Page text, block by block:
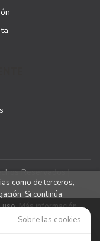
Reservados |
como de terceros,
Si continúa
uso.Más información
Sobre las cookies